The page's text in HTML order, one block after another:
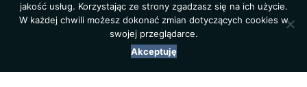
Strona główna|Polityka prywatności|O nas| Kontakt
Copyright © 2019-2025. Wszelkie prawa zastrzeżone.
LegalnyBukmacher.pl
jakość usług. Korzystając ze strony zgadzasz się na ich użycie.
W każdej chwili możesz dokonać zmian dotyczących cookies w
swojej przeglądarce.
Akceptuję